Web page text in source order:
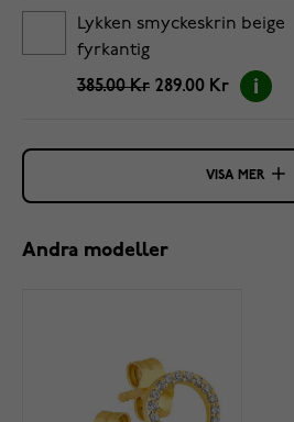
Lykken smyckeskrin beige
fyrkantig
385.00 Kr 289.00 Kr
VISA MER
Andra modeller